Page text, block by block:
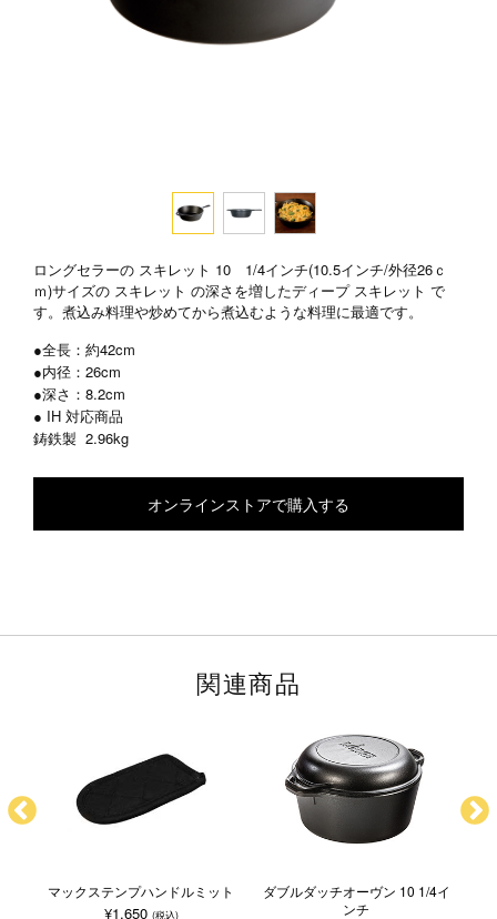
ロングセラーの スキレット 10 1/4インチ(10.5インチ/外径26ｃ
ｍ)サイズの スキレット の深さを増したディープ スキレット で
す。煮込み料理や炒めてから煮込むような料理に最適です。
●全長：約42cm
●内径：26cm
●深さ：8.2cm
● IH 対応商品
鋳鉄製 2.96kg
オンラインストアで購入する
関連商品
マックステンプハンドルミット
¥1,650 (税込)
ダブルダッチオーヴン 10 1/4イ
ンチ